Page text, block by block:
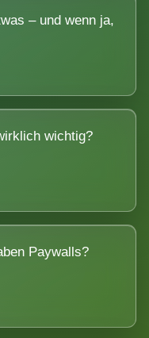
– und wenn ja,
wichtig?
Paywalls?